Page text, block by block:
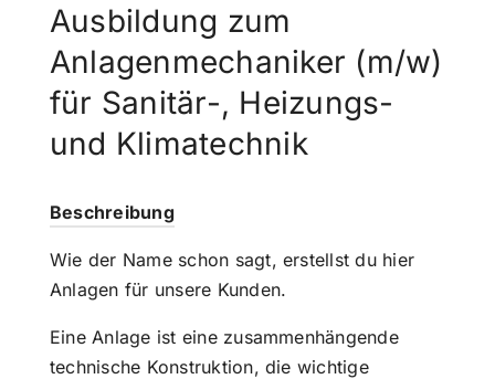
AUSBILDUNG/JOBS
Ausbildung zum
Anlagenmechaniker (m/w)
für Sanitär-, Heizungs-
und Klimatechnik
Beschreibung
Wie der Name schon sagt, erstellst du hier
Anlagen für unsere Kunden.
Eine Anlage ist eine zusammenhängende
technische Konstruktion, die wichtige